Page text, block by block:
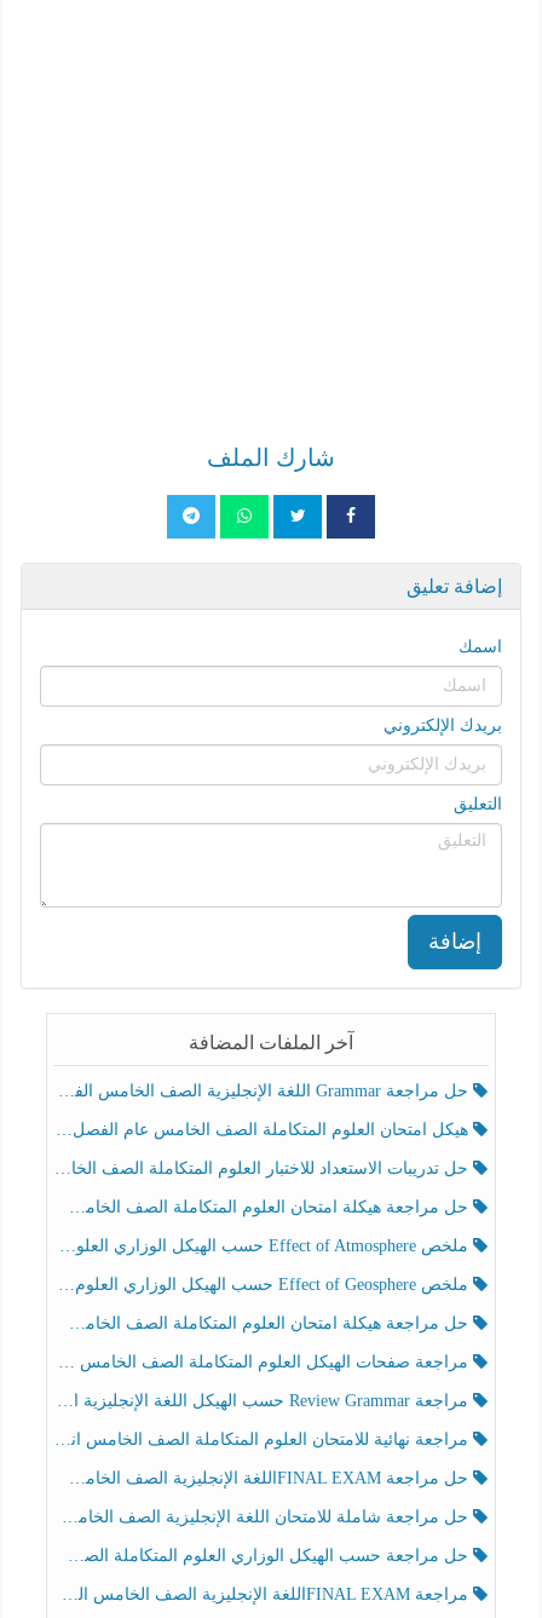
شارك الملف
إضافة تعليق
اسمك
بريدك الإلكتروني
التعليق
إضافة
آخر الملفات المضافة
حل مراجعة Grammar اللغة الإنجليزية الصف الخامس الفصل الثالث
هيكل امتحان العلوم المتكاملة الصف الخامس عام الفصل الدراسي الثالث 2025-2026
حل تدريبات الاستعداد للاختبار العلوم المتكاملة الصف الخامس عام الفصل الثالث
حل مراجعة هيكلة امتحان العلوم المتكاملة الصف الخامس انسبير الفصل الثالث
ملخص Effect of Atmosphere حسب الهيكل الوزاري العلوم المتكاملة الصف الخامس انسبير الفصل الثالث
ملخص Effect of Geosphere حسب الهيكل الوزاري العلوم المتكاملة الصف الخامس انسبير الفصل الثالث
حل مراجعة هيكلة امتحان العلوم المتكاملة الصف الخامس عام الفصل الثالث
مراجعة صفحات الهيكل العلوم المتكاملة الصف الخامس انسبير الفصل الثالث
مراجعة Review Grammar حسب الهيكل اللغة الإنجليزية الصف الخامس الفصل الثالث
مراجعة نهائية للامتحان العلوم المتكاملة الصف الخامس انسبير الفصل الثالث
حل مراجعة FINAL EXAMاللغة الإنجليزية الصف الخامس الفصل الثالث
حل مراجعة شاملة للامتحان اللغة الإنجليزية الصف الخامس الفصل الثالث
حل مراجعة حسب الهيكل الوزاري العلوم المتكاملة الصف الخامس عام الفصل الثالث
مراجعة FINAL EXAMاللغة الإنجليزية الصف الخامس الفصل الثالث